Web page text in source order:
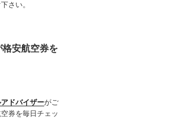
さい。
安航空券を
アドバイザーがご
券を毎日チェッ